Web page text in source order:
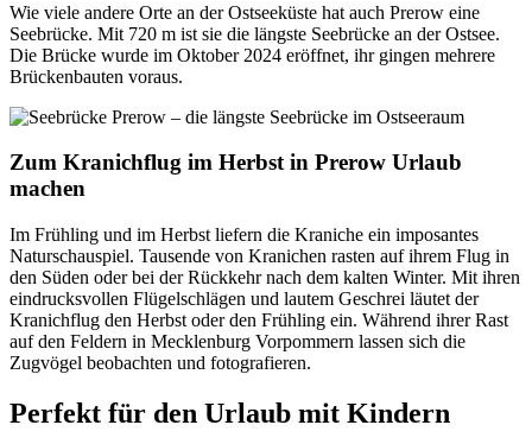
Wie viele andere Orte an der Ostseeküste hat auch Prerow eine
Seebrücke. Mit 720 m ist sie die längste Seebrücke an der Ostsee.
Die Brücke wurde im Oktober 2024 eröffnet, ihr gingen mehrere
Brückenbauten voraus.
Zum Kranichflug im Herbst in Prerow Urlaub
machen
Im Frühling und im Herbst liefern die Kraniche ein imposantes
Naturschauspiel. Tausende von Kranichen rasten auf ihrem Flug in
den Süden oder bei der Rückkehr nach dem kalten Winter. Mit ihren
eindrucksvollen Flügelschlägen und lautem Geschrei läutet der
Kranichflug den Herbst oder den Frühling ein. Während ihrer Rast
auf den Feldern in Mecklenburg Vorpommern lassen sich die
Zugvögel beobachten und fotografieren.
Perfekt für den Urlaub mit Kindern